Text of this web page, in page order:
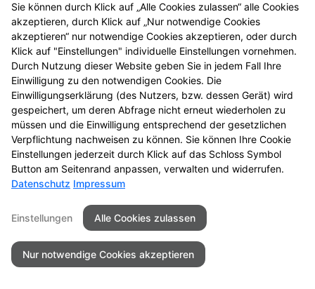
© 2026 Liebig-Apotheke Friedberg
Sie können durch Klick auf „Alle Cookies zulassen“ alle Cookies
akzeptieren, durch Klick auf „Nur notwendige Cookies
akzeptieren“ nur notwendige Cookies akzeptieren, oder durch
Klick auf "Einstellungen" individuelle Einstellungen vornehmen.
Durch Nutzung dieser Website geben Sie in jedem Fall Ihre
Einwilligung zu den notwendigen Cookies. Die
Einwilligungserklärung (des Nutzers, bzw. dessen Gerät) wird
gespeichert, um deren Abfrage nicht erneut wiederholen zu
müssen und die Einwilligung entsprechend der gesetzlichen
Verpflichtung nachweisen zu können. Sie können Ihre Cookie
Einstellungen jederzeit durch Klick auf das Schloss Symbol
Button am Seitenrand anpassen, verwalten und widerrufen.
Datenschutz Impressum
Einstellungen Alle Cookies zulassen
Nur notwendige Cookies akzeptieren